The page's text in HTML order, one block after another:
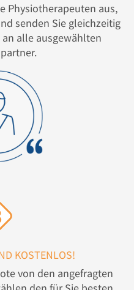
Physiotherapeuten aus,
senden Sie gleichzeitig
alle ausgewählten
KOSTENLOS!
von den angefragten